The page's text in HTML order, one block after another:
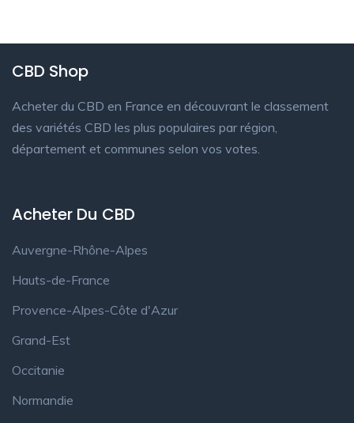
CBD Shop
Acheter du CBD en France en découvrant le classement
des variétés CBD les plus populaires par région,
département et communes selon vos votes.
Acheter Du CBD
Auvergne-Rhône-Alpes
Hauts-de-France
Provence-Alpes-Côte d'Azur
Grand-Est
Occitanie
Normandie